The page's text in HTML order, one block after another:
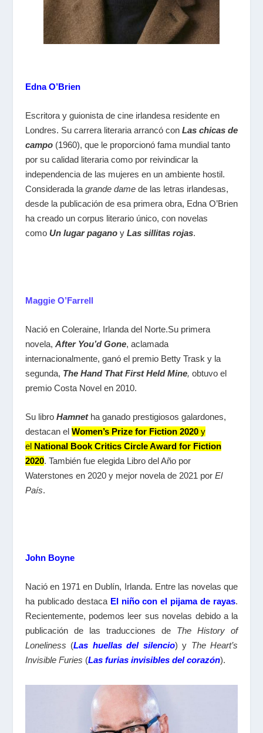
Edna O’Brien
Escritora y guionista de cine irlandesaresidente en
Londres. Su carrera literaria arrancó con Las chicas de
campo (1960), que le proporcionó fama mundial tanto
por su calidad literaria como por reivindicar la
independencia de las mujeres en un ambiente hostil.
Considerada la grande damede las letras irlandesas,
desde la publicación de esa primera obra, Edna O’Brien
ha creado un corpus literario único, con novelas
como Un lugar pagano y Las sillitas rojas.
Maggie O’Farrell
Nació en Coleraine, Irlanda del Norte.Su primera
novela, After You’d Gone, aclamada
internacionalmente, ganó el premio Betty Trask ​ y la
segunda, The Hand That First Held Mine, obtuvo el
premio Costa Novelen 2010.
Su libro Hamnetha ganado prestigiosos galardones,
destacan el Women’s Prize for Fiction 2020y
el National Book Critics Circle Award for Fiction
2020. También fue elegida Libro del Año por
Waterstones en 2020 y mejor novela de 2021 por El
País.
John Boyne
Nació en 1971 en Dublín, Irlanda. Entre las novelas que
ha publicado destaca El niño con el pijama de rayas.
Recientemente, podemos leer sus novelas debido a la
publicación de las traducciones de The History of
Loneliness (Las huellas del silencio) y The Heart’s
Invisible Furies (Las furias invisibles del corazón).